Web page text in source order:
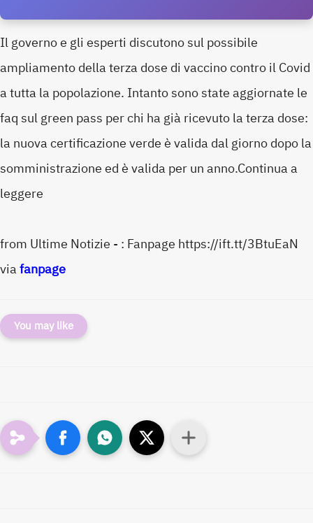
Il governo e gli esperti discutono sul possibile
ampliamento della terza dose di vaccino contro il Covid
a tutta la popolazione. Intanto sono state aggiornate le
faq sul green pass per chi ha già ricevuto la terza dose:
la nuova certificazione verde è valida dal giorno dopo la
somministrazione ed è valida per un anno.Continua a
leggere
from Ultime Notizie - : Fanpage https://ift.tt/3BtuEaN
viafanpage
You may like